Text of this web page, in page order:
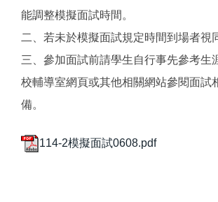
能調整模擬面試時間。
二、若未於模擬面試規定時間到場者視
三、參加面試前請學生自行事先參考生
校輔導室網頁或其他相關網站參閱面試
備。
114-2模擬面試0608.pdf